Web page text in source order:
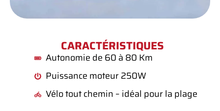
CARACTÉRISTIQUES
Autonomie de 60 à 80 Km
Puissance moteur 250W
Vélo tout chemin – idéal pour la plage